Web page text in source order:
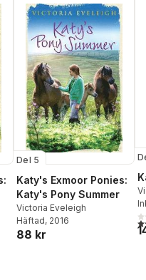
Del 5
Katy's Exmoor Ponies:
Katy's Pony Summer
Victoria Eveleigh
Häftad, 2016
88 kr